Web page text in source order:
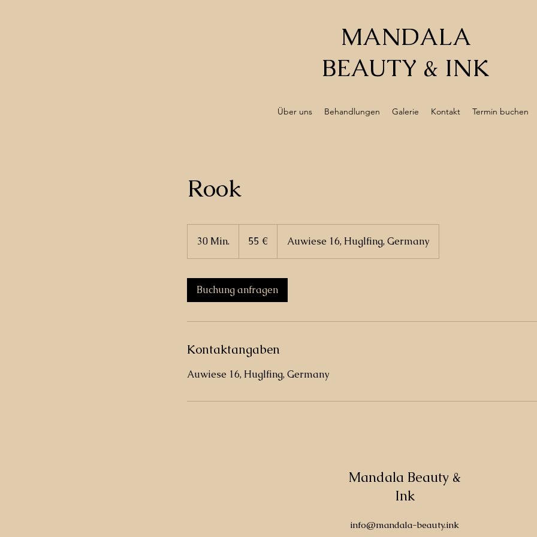
MANDALA
BEAUTY & INK
Über uns Behandlungen Galerie Kontakt Termin buchen
Rook
30 Min.
0
n
55 € Auwiese 16, Huglfing, Germany
Buchung anfragen
Kontaktangaben
Auwiese 16, Huglfing, Germany
Mandala Beauty &
Ink
info@mandala-beauty.ink